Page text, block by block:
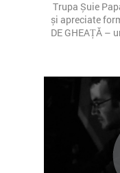
Trupa Șuie
și apreciate
DE GHEAȚĂ –